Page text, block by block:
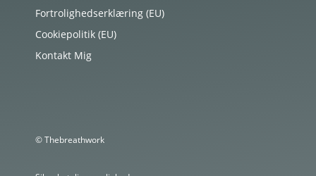
Fortrolighedserklæring (EU)
Cookiepolitik (EU)
Kontakt Mig
© Thebreathwork